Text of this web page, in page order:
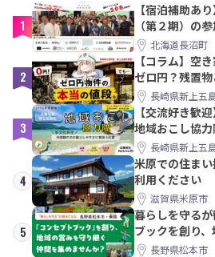
1
【宿泊補助あ
（第２期）の
【8/21〆】
北海道長沼町
2
【コラム】空
ゼロ円？残置
教訓｜新上五
長崎県新上五
3
【交流好き歓
地域おこし協
島町長崎県新上五
4
米原での住ま
利用ください
滋賀県米原市
5
暮らしを守る
ブックを創り
間を集めません
長野県松本市